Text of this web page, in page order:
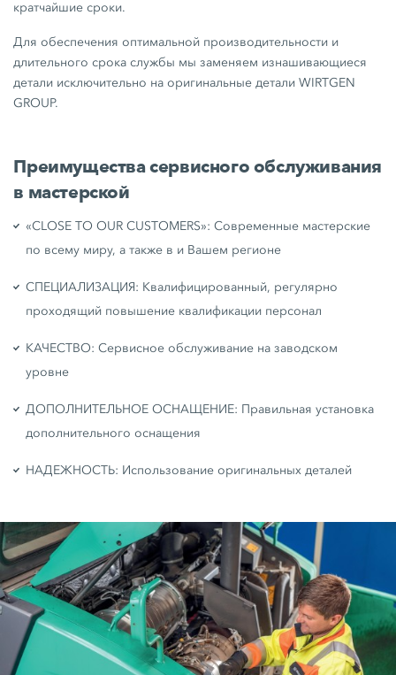
кратчайшие сроки.
Для обеспечения оптимальной производительности и
длительного срока службы мы заменяем изнашивающиеся
детали исключительно на оригинальные детали WIRTGEN
GROUP.
Преимущества сервисного обслуживания
в мастерской
«CLOSE TO OUR CUSTOMERS»: Современные мастерские
по всему миру, а также в и Вашем регионе
СПЕЦИАЛИЗАЦИЯ: Квалифицированный, регулярно
проходящий повышение квалификации персонал
КАЧЕСТВО: Сервисное обслуживание на заводском
уровне
ДОПОЛНИТЕЛЬНОЕ ОСНАЩЕНИЕ: Правильная установка
дополнительного оснащения
НАДЕЖНОСТЬ: Использование оригинальных деталей